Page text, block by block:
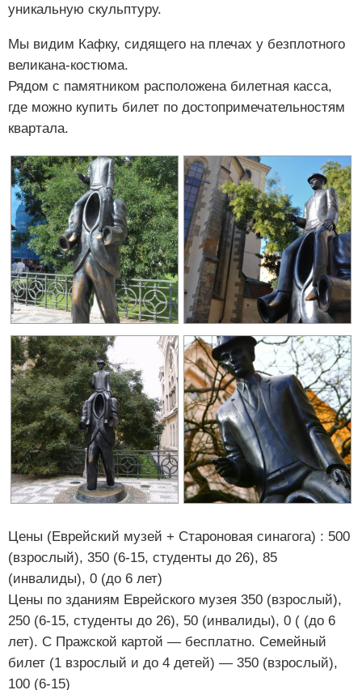
уникальную скульптуру.
Мы видим Кафку, сидящего на плечах у безплотного
великана-костюма.
Рядом с памятником расположена билетная касса,
где можно купить билет по достопримечательностям
квартала.
Цены (Еврейский музей + Староновая синагога) : 500
(взрослый), 350 (6-15, студенты до 26), 85
(инвалиды), 0 (до 6 лет)
Цены по зданиям Еврейского музея 350 (взрослый),
250 (6-15, студенты до 26), 50 (инвалиды), 0 ( (до 6
лет). С Пражской картой — бесплатно. Семейный
билет (1 взрослый и до 4 детей) — 350 (взрослый),
100 (6-15)